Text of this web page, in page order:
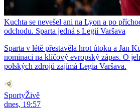
Kuchta se nevešel ani na Lyon a po
odchodu. Sparta jedná s Legií Varšava
Sparta v létě přestavěla hrot útoku a Jan
nominaci na klíčový evropský zápas. O
polských zdrojů zajímá Legia Varšava.
SportyŽivě
dnes, 19:57